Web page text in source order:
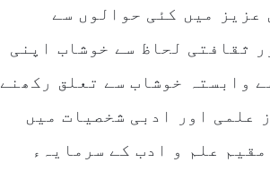
میں کئی حوالوں سے
ثقافتی لحاظ سے خوشاب اپنی
وابستہ خوشاب سے تعلق رکھنے
علمی اور ادبی شخصیات میں
مقیم علم و ادب کے سرمایہء